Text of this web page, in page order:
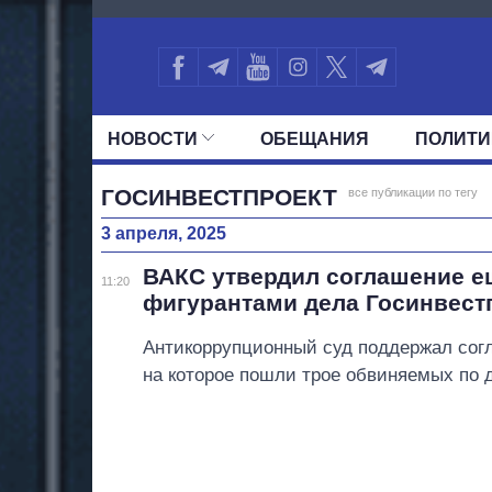
1278
НОВОСТИ ОБЕЩАНИЯ
ВСЕ ПОЛИТИКИ ПРЕЗИДЕНТ И
ГОСИНВЕСТПРОЕКТ все публикации по тегу
3 апреля, 2025
11:20
ВАКС утвердил соглашение
фигурантами дела
Антикоррупционный суд поддержал
на которое пошли трое обвиняемых по